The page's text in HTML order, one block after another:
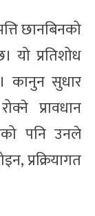
छानबिनको
यो प्रतिशोध
कानुन सुधार
प्रावधान
पनि उनले
प्रक्रियागत